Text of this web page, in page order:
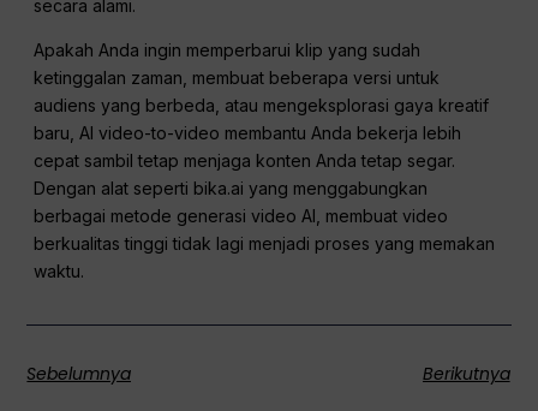
secara alami.
Apakah Anda ingin memperbarui klip yang sudah
ketinggalan zaman, membuat beberapa versi untuk
audiens yang berbeda, atau mengeksplorasi gaya kreatif
baru, AI video-to-video membantu Anda bekerja lebih
cepat sambil tetap menjaga konten Anda tetap segar.
Dengan alat seperti bika.ai yang menggabungkan
berbagai metode generasi video AI, membuat video
berkualitas tinggi tidak lagi menjadi proses yang memakan
waktu.
Sebelumnya Berikutnya